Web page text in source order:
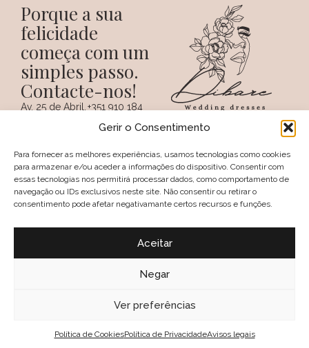
Gerir o Consentimento
Para fornecer as melhores experiências, usamos tecnologias como cookies
para armazenar e/ou aceder a informações do dispositivo. Consentir com
essas tecnologias nos permitirá processar dados, como comportamento de
navegação ou IDs exclusivos neste site. Não consentir ou retirar o
consentimento pode afetar negativamante certos recursos e funções.
Aceitar
Negar
Ver preferências
Política de CookiesPolítica de PrivacidadeAvisos legais
Porque a sua
felicidade
começa com um
simples passo.
Contacte-nos!
Av. 25 de Abril,
PORTUGAL
+351 910 184
(Chamada para a
nacional)
+351 274 094
(Chamada para a
rede fixa nacional)
geral@dibare.com
SOCIAIS
Livro de reclamações
Política de Cookies (UE)
2025, Dibare, Wedding Dresses